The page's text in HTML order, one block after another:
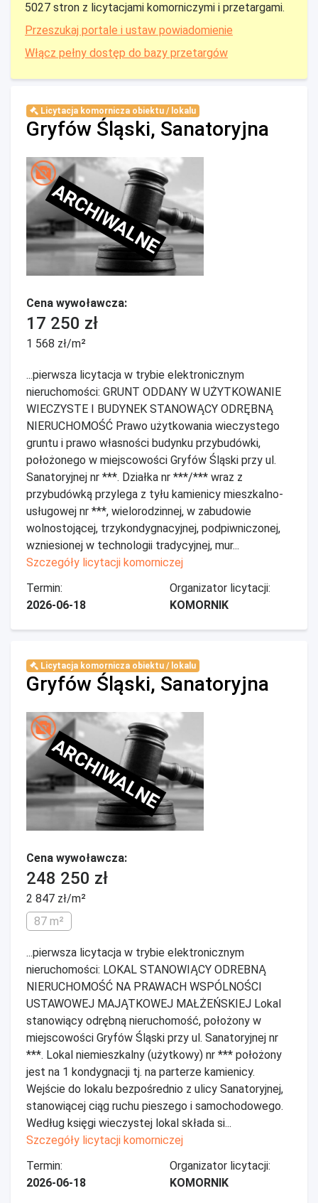
5027 stron z licytacjami komorniczymi i przetargami.
Przeszukaj portale i ustaw powiadomienie
Włącz pełny dostęp do bazy przetargów
Licytacja komornicza obiektu / lokalu
Gryfów Śląski, Sanatoryjna
ARCHIWALNE
Cena wywoławcza:
17 250 zł
1 568 zł/m²
...pierwsza licytacja w trybie elektronicznym
nieruchomości: GRUNT ODDANY W UŻYTKOWANIE
WIECZYSTE I BUDYNEK STANOWĄCY ODRĘBNĄ
NIERUCHOMOŚĆ Prawo użytkowania wieczystego
gruntu i prawo własności budynku przybudówki,
położonego w miejscowości Gryfów Śląski przy ul.
Sanatoryjnej nr ***. Działka nr ***/*** wraz z
przybudówką przylega z tyłu kamienicy mieszkalno-
usługowej nr ***, wielorodzinnej, w zabudowie
wolnostojącej, trzykondygnacyjnej, podpiwniczonej,
wzniesionej w technologii tradycyjnej, mur...
Szczegóły licytacji komorniczej
Termin:
2026-06-18
Organizator licytacji:
KOMORNIK
Licytacja komornicza obiektu / lokalu
Gryfów Śląski, Sanatoryjna
ARCHIWALNE
Cena wywoławcza:
248 250 zł
2 847 zł/m²
87 m²
...pierwsza licytacja w trybie elektronicznym
nieruchomości: LOKAL STANOWIĄCY ODREBNĄ
NIERUCHOMOŚĆ NA PRAWACH WSPÓLNOŚCI
USTAWOWEJ MAJĄTKOWEJ MAŁŻEŃSKIEJ Lokal
stanowiący odrębną nieruchomość, położony w
miejscowości Gryfów Śląski przy ul. Sanatoryjnej nr
***. Lokal niemieszkalny (użytkowy) nr *** położony
jest na 1 kondygnacji tj. na parterze kamienicy.
Wejście do lokalu bezpośrednio z ulicy Sanatoryjnej,
stanowiącej ciąg ruchu pieszego i samochodowego.
Według księgi wieczystej lokal składa si...
Szczegóły licytacji komorniczej
Termin:
2026-06-18
Organizator licytacji:
KOMORNIK